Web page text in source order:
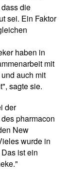
die
sei. Ein Faktor
haben in
mit
auch mit
sagte sie.
der
pharmacon
New
wurde in
ist ein